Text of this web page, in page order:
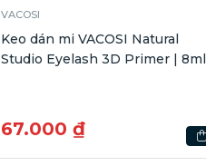
VACOSI
Keo dán mi VACOSI Natural
Studio Eyelash 3D Primer | 8ml
67.000 ₫